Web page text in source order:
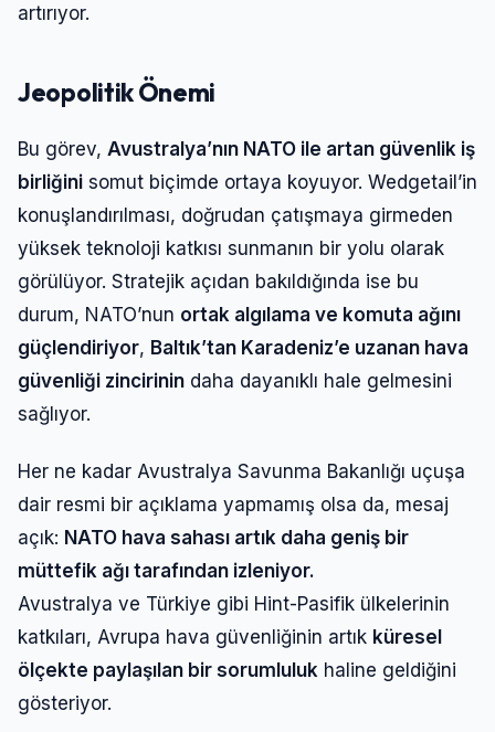
artırıyor.
Jeopolitik Önemi
Bu görev, Avustralya’nın NATO ile artan güvenlik iş
birliğini somut biçimde ortaya koyuyor. Wedgetail’in
konuşlandırılması, doğrudan çatışmaya girmeden
yüksek teknoloji katkısı sunmanın bir yolu olarak
görülüyor. Stratejik açıdan bakıldığında ise bu
durum, NATO’nun ortak algılama ve komuta ağını
güçlendiriyor, Baltık’tan Karadeniz’e uzanan hava
güvenliği zincirinin daha dayanıklı hale gelmesini
sağlıyor.
Her ne kadar Avustralya Savunma Bakanlığı uçuşa
dair resmi bir açıklama yapmamış olsa da, mesaj
açık: NATO hava sahası artık daha geniş bir
müttefik ağı tarafından izleniyor.
Avustralya ve Türkiye gibi Hint-Pasifik ülkelerinin
katkıları, Avrupa hava güvenliğinin artık küresel
ölçekte paylaşılan bir sorumluluk haline geldiğini
gösteriyor.